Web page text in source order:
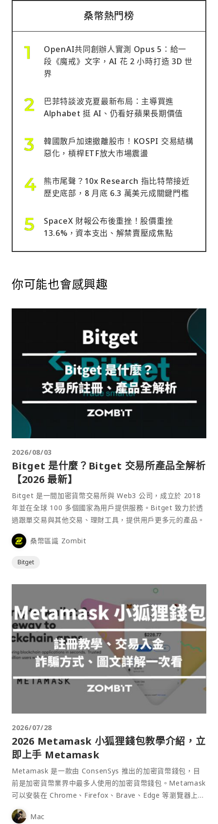
桑幣熱門榜
OpenAI共同創辦人實測 Opus 5：給一
段《魔戒》文字，AI 花 2 小時打造 3D 世
界
巴菲特談波克夏最新布局：主導買進
Alphabet 挺 AI、仍看好蘋果長期價值
韓國散戶加速撤離股市！KOSPI 交易結構
惡化，槓桿ETF放大市場震盪
熊市尾聲？10x Research 指比特幣接近
歷史底部，8 月底 6.3 萬美元成關鍵門檻
SpaceX 財報公布後重挫！股價重挫
13.6%，資本支出、解禁賣壓成焦點
你可能也會感興趣
2026/08/03
Bitget 是什麼？Bitget 交易所產品全解析
【2026 最新】
Bitget 是一間加密貨幣交易所與 Web3 公司，成立於 2018
年並在全球 100 多個國家為用戶提供服務。Bitget 致力於透
過跟單交易與其他交易、理財工具，提供用戶更多元的產品。
桑幣區識 Zombit
Bitget
2026/07/28
2026 Metamask 小狐狸錢包教學介紹，立
即上手 Metamask
Metamask 是一款由 ConsenSys 推出的加密貨幣錢包，目
前是加密貨幣業界中最多人使用的加密貨幣錢包。Metamask
可以安裝在 Chrome、Firefox、Brave、Edge 等瀏覽器上作
為插件使用，具備許多功能且使用上非常方便。
Mac